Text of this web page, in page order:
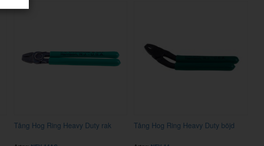
Tång Hog Ring Heavy Duty rak Tång Hog Ring Heavy Duty böjd